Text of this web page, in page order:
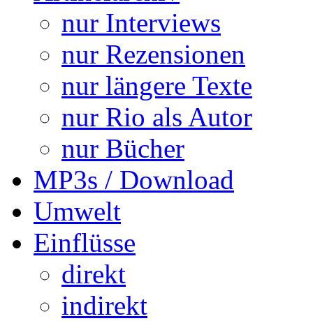
nur Interviews
nur Rezensionen
nur längere Texte
nur Rio als Autor
nur Bücher
MP3s / Download
Umwelt
Einflüsse
direkt
indirekt